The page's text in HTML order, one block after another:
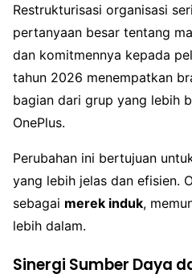
Restrukturisasi organisasi
pertanyaan besar tentang
dan komitmennya kepada
tahun 2026 menempatkan
bagian dari grup yang lebih
OnePlus.
Perubahan ini bertujuan
yang lebih jelas dan efisien.
sebagai merek induk,
lebih dalam.
Sinergi Sumber Daya